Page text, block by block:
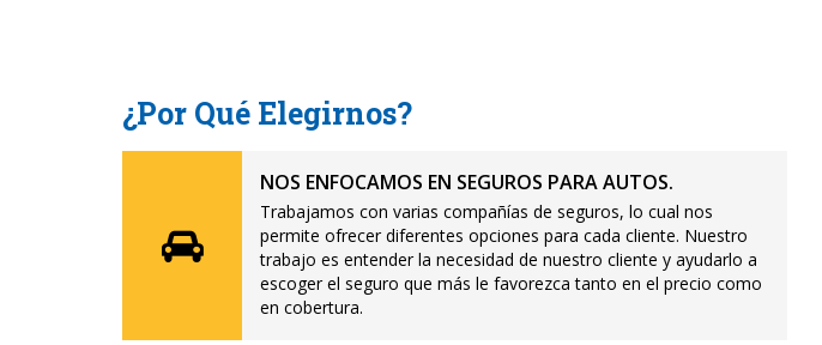
¿Por Qué Elegirnos?
NOS ENFOCAMOS EN SEGUROS PARA AUTOS.
Trabajamos con varias compañías de seguros, lo cual nos
permite ofrecer diferentes opciones para cada cliente. Nuestro
trabajo es entender la necesidad de nuestro cliente y ayudarlo a
escoger el seguro que más le favorezca tanto en el precio como
en cobertura.